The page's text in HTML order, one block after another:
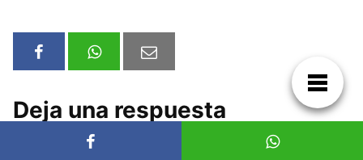
Deja una respuesta
Tu dirección de correo electrónico no será publicada.
obligatorios están marcados con